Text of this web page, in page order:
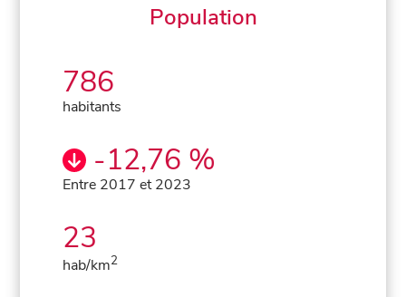
Population
786
habitants
-12,76 %
Entre 2017 et 2023
23
hab/km2